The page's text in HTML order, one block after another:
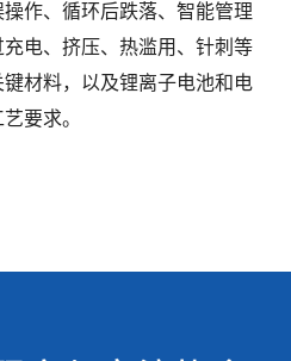
作、循环后跌落、智能管理
电、挤压、热滥用、针刺等
材料，以及锂离子电池和电
要求。